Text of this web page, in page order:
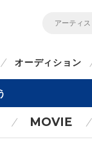
オーディション
MOVIE